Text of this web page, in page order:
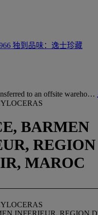
独到品味：逸士珍藏
to an offsite wareho…
BARMEN
REGION
MAROC
INFERIEUR, REGION